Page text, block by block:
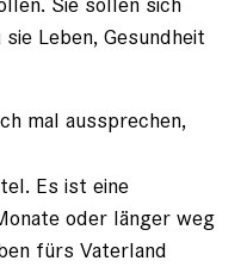
Leben, Gesundheit
mal aussprechen,
Es ist eine
oder länger weg
fürs Vaterland